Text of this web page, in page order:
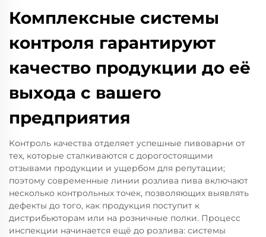
Комплексные системы
контроля гарантируют
качество продукции до её
выхода с вашего
предприятия
Контроль качества отделяет успешные пивоварни от
тех, которые сталкиваются с дорогостоящими
отзывами продукции и ущербом для репутации;
поэтому современные линии розлива пива включают
несколько контрольных точек, позволяющих выявлять
дефекты до того, как продукция поступит к
дистрибьюторам или на розничные полки. Процесс
инспекции начинается ещё до розлива: системы